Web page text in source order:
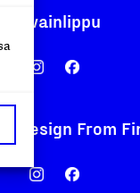
Avainlippu
Design From